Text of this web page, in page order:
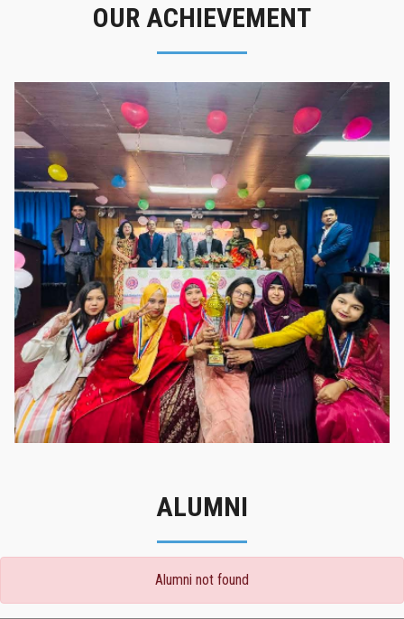
OUR ACHIEVEMENT
গৌরবের মুহূর্ত
গৌরবের মুহূর্ত
ALUMNI
Alumni not found